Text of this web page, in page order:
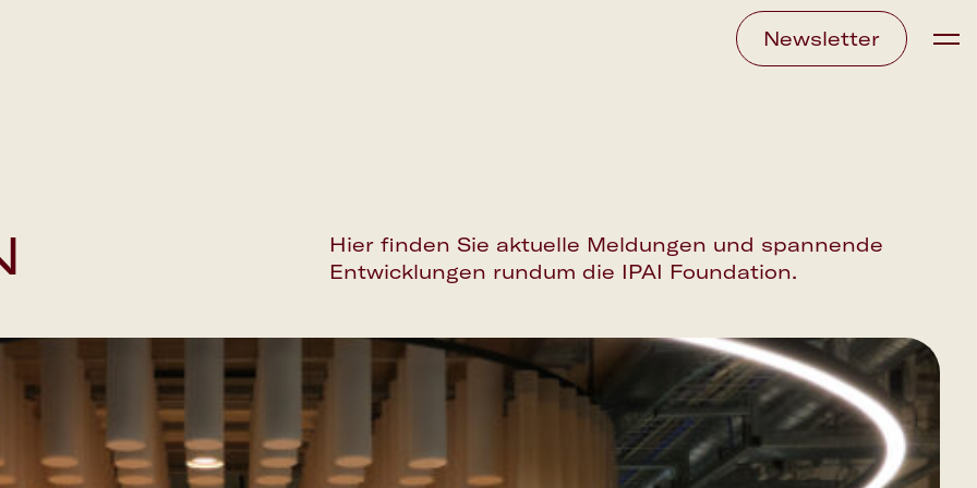
Newsletter
NEUIGKEITEN
KARRIERE
AI LITERACY
MASTERCLASS
IPAI SCIENCE
KI-FESTIVAL
KI SALON
Hier finden Sie aktuelle Meldungen und spannende
Entwicklungen rundum die IPAI Foundation.